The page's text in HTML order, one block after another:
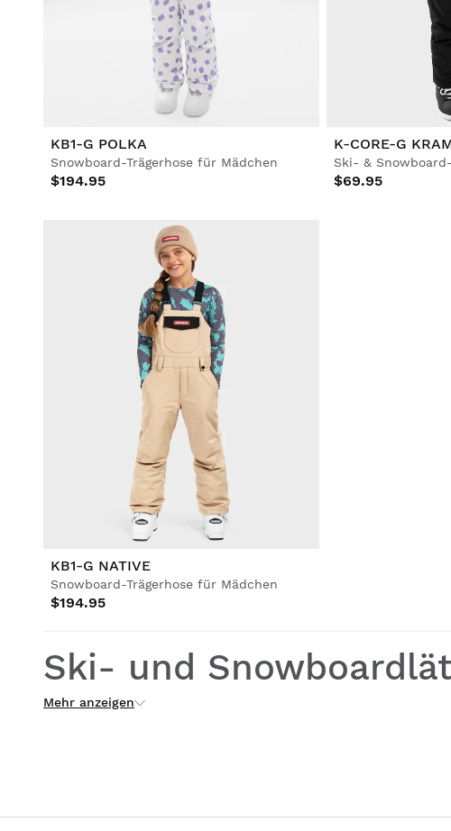
Alle Ansehen Herren
Alle Ansehen Damen
Alle Ansehen Kinder
KB1-G POLKA
Snowboard-Trägerhose für Mädchen
$194.95
K-CORE-G
$69.95
KB1-G NATIVE
Snowboard-Trägerhose für Mädchen
$194.95
Ski- und
Mädchen
Mehr anzeigen